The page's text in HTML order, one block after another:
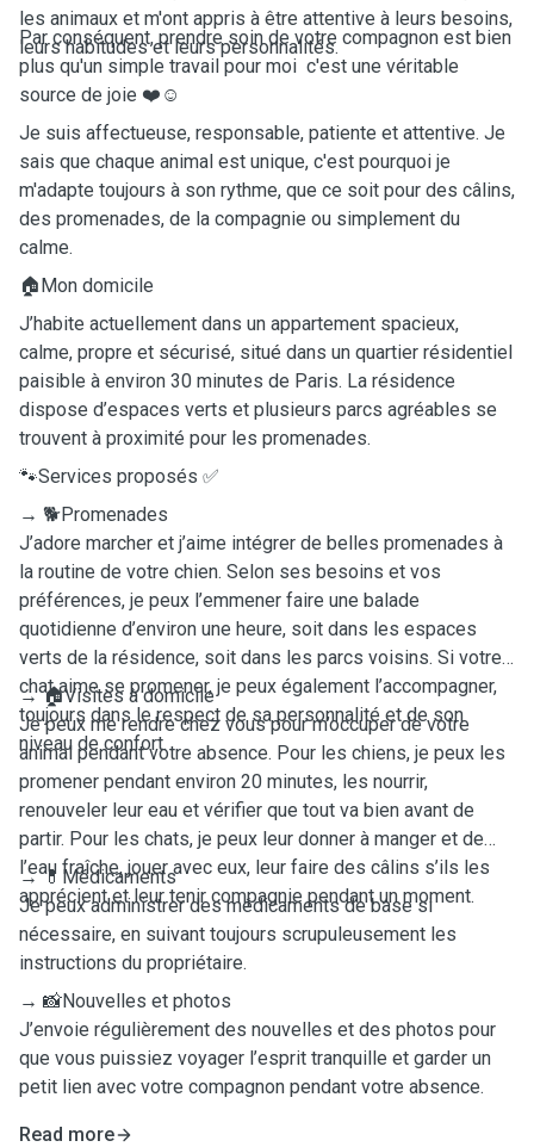
les animaux et m'ont appris à être attentive à leurs besoins,
leurs habitudes et leurs personnalités.
Par conséquent, prendre soin de votre compagnon est bien
plus qu'un simple travail pour moi c'est une véritable
source de joie ❤️☺️
Je suis affectueuse, responsable, patiente et attentive. Je
sais que chaque animal est unique, c'est pourquoi je
m'adapte toujours à son rythme, que ce soit pour des câlins,
des promenades, de la compagnie ou simplement du
calme.
🏠Mon domicile
J’habite actuellement dans un appartement spacieux,
calme, propre et sécurisé, situé dans un quartier résidentiel
paisible à environ 30 minutes de Paris. La résidence
dispose d’espaces verts et plusieurs parcs agréables se
trouvent à proximité pour les promenades.
🐾Services proposés ✅
→ 🐕Promenades
J’adore marcher et j’aime intégrer de belles promenades à
la routine de votre chien. Selon ses besoins et vos
préférences, je peux l’emmener faire une balade
quotidienne d’environ une heure, soit dans les espaces
verts de la résidence, soit dans les parcs voisins. Si votre
chat aime se promener, je peux également l’accompagner,
toujours dans le respect de sa personnalité et de son
niveau de confort.
→ 🏠Visites à domicile
Je peux me rendre chez vous pour m’occuper de votre
animal pendant votre absence. Pour les chiens, je peux les
promener pendant environ 20 minutes, les nourrir,
renouveler leur eau et vérifier que tout va bien avant de
partir. Pour les chats, je peux leur donner à manger et de
l’eau fraîche, jouer avec eux, leur faire des câlins s’ils les
apprécient et leur tenir compagnie pendant un moment.
→ 💊Médicaments
Je peux administrer des médicaments de base si
nécessaire, en suivant toujours scrupuleusement les
instructions du propriétaire.
→ 📸Nouvelles et photos
J’envoie régulièrement des nouvelles et des photos pour
que vous puissiez voyager l’esprit tranquille et garder un
petit lien avec votre compagnon pendant votre absence.
Read more